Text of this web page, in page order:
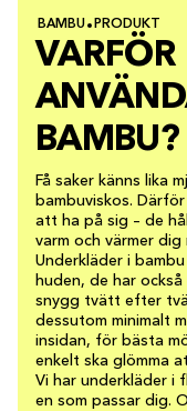
BAMBU PRODUKT
BAMBU?
Få saker känns lika
bambuviskos.
att ha på sig – de
varm och värmer
Underkläder i
huden, de har
snygg tvätt efter
dessutom minimalt
insidan, för bästa
enkelt ska glömma
Vi har underkläder i
en som passar dig.